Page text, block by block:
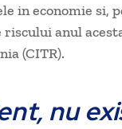
in economie si,
anul
(CITR).
nu